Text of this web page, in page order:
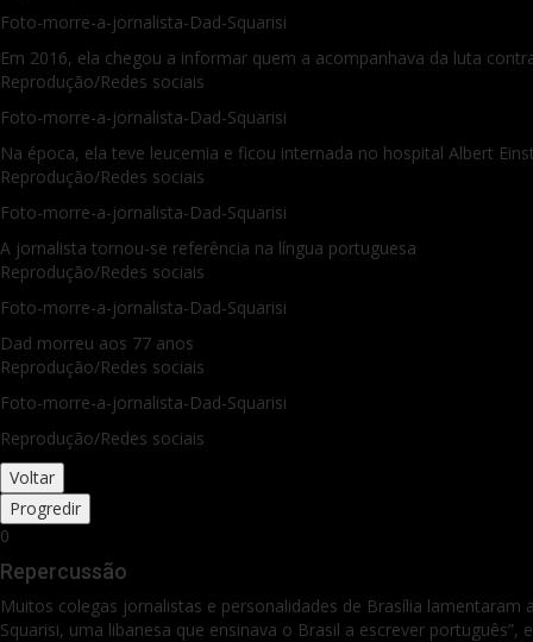
Foto-morre-a-jornalista-Dad-Squarisi
Em 2016, ela chegou a informar quem a acompanhava da luta
Reprodução/Redes sociais
Foto-morre-a-jornalista-Dad-Squarisi
Na época, ela teve leucemia e ficou internada no hospital Albert
Reprodução/Redes sociais
Foto-morre-a-jornalista-Dad-Squarisi
A jornalista tornou-se referência na língua portuguesa
Reprodução/Redes sociais
Foto-morre-a-jornalista-Dad-Squarisi
Dad morreu aos 77 anos
Reprodução/Redes sociais
Foto-morre-a-jornalista-Dad-Squarisi
Reprodução/Redes sociais
Voltar
Progredir
0
Repercussão
Muitos colegas jornalistas e personalidades de Brasília
Squarisi, uma libanesa que ensinava o Brasil a escrever português”,